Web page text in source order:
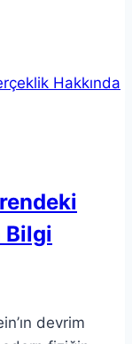
Bilgi
devrim